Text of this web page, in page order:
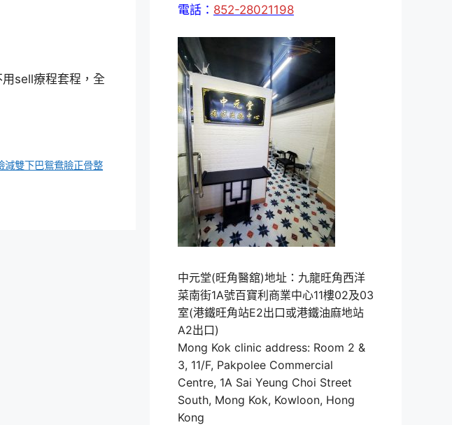
sell療程套程，全
減雙下巴鴛鴦臉正骨整
電話： 852-28021198
中元堂(旺角醫舘)地址：九龍旺角西洋
菜南街1A號百寶利商業中心11樓02及03
室(港鐵旺角站E2出口或港鐵油麻地站
A2出口)
Mong Kok clinic address: Room 2 &
3, 11/F, Pakpolee Commercial
Centre, 1A Sai Yeung Choi Street
South, Mong Kok, Kowloon, Hong
Kong